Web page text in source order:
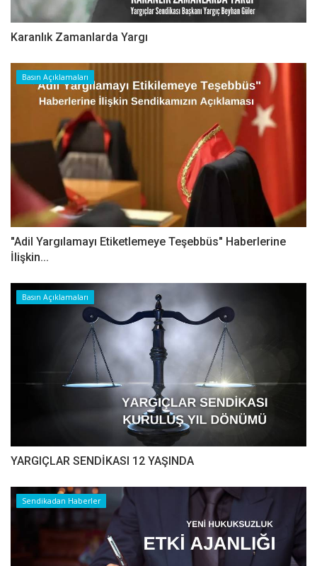
Karanlık Zamanlarda Yargı
Basın Açıklamaları
"Adil Yargılamayı Etiketlemeye Teşebbüs" Haberlerine
İlişkin...
Basın Açıklamaları
YARGIÇLAR SENDİKASI 12 YAŞINDA
Sendikadan Haberler